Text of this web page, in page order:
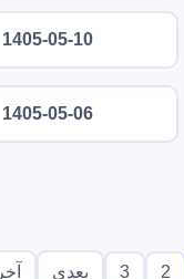
1405-05-10
1405-05-06
2
3 بعدی آخر